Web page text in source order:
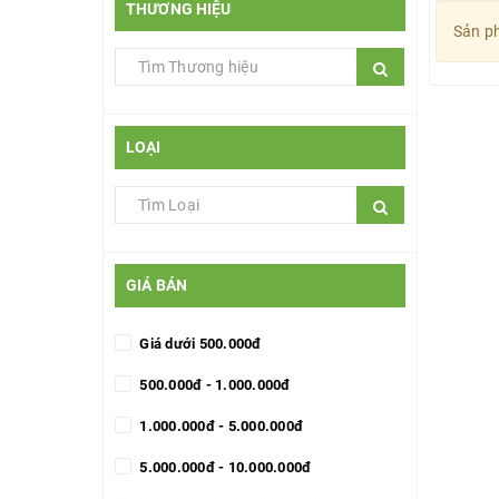
THƯƠNG HIỆU
LOẠI
GIÁ BÁN
Giá dưới 500.000đ
500.000đ - 1.000.000đ
1.000.000đ - 5.000.000đ
5.000.000đ - 10.000.000đ
Sản